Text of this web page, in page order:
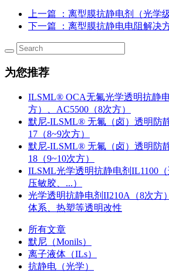
上一篇
：离型膜抗静电剂（光
下一篇
：离型膜抗静电电阻解
为您推荐
ILSML® OCA无氟光学透明抗静
方）、AC5500（8次方）
默尼-ILSML® 无氟（卤）透明防
17（8~9次方）
默尼-ILSML® 无氟（卤）透明防
18（9~10次方）
ILSML光学透明抗静电剂IL1100（
压敏胶、...）
光学透明抗静电剂II210A（8次方
体系、热塑等透明改性
所有文章
默尼（Monils）
离子液体（ILs）
抗静电（光学）